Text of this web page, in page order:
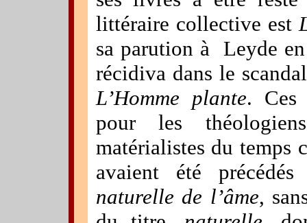
littéraire collective est
sa parution à
Leyde
récidiva dans le
L’Homme plante. Ces
pour les
matérialistes du temps
avaient été
naturelle de l’âme,